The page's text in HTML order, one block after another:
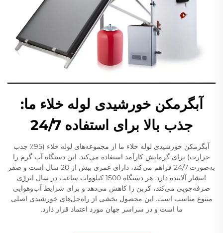
آبگرمکن خورشیدی لوله خلاء ما:
جذب بالا برای استفاده 24/7
آبگرمکن خورشیدی لوله خلاء ما از مجموعه‌های لوله خلاء (95٪ جذب
حرارت) برای گرمایش کارآمد استفاده می‌کند. این دستگاه آب گرم را
به‌صورت 24/7 فراهم می‌کند، دارای عمری بیش از 20 سال است و صفر
انتشار آلاینده دارد. هر دستگاه 1500 کیلووات ساعت در سال انرژی
صرفه‌جویی می‌کند، کربن را کاهش می‌دهد و برای شرایط آب‌وهوایی
متنوع مناسب است. این محصول بخشی از راه‌حل‌های خورشیدی اصلی
ما است و در سراسر جهان مورد اعتماد قرار دارد.